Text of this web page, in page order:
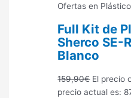
Ofertas en
Full Kit de
Sherco SE-
Blanco
159,90€ El precio
precio actual es: